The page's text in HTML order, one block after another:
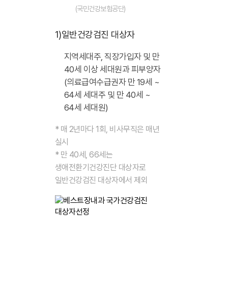
(국민건강보험공단)
1)일반건강검진 대상자
지역세대주, 직장가입자 및 만
40세 이상 세대원과 피부양자
(의료급여수급권자 만 19세 ~
64세 세대주 및 만 40세 ~
64세 세대원)
* 매 2년마다 1회, 비사무직은 매년
실시
* 만 40세, 66세는
생애전환기건강진단 대상자로
일반건강검진 대상자에서 제외